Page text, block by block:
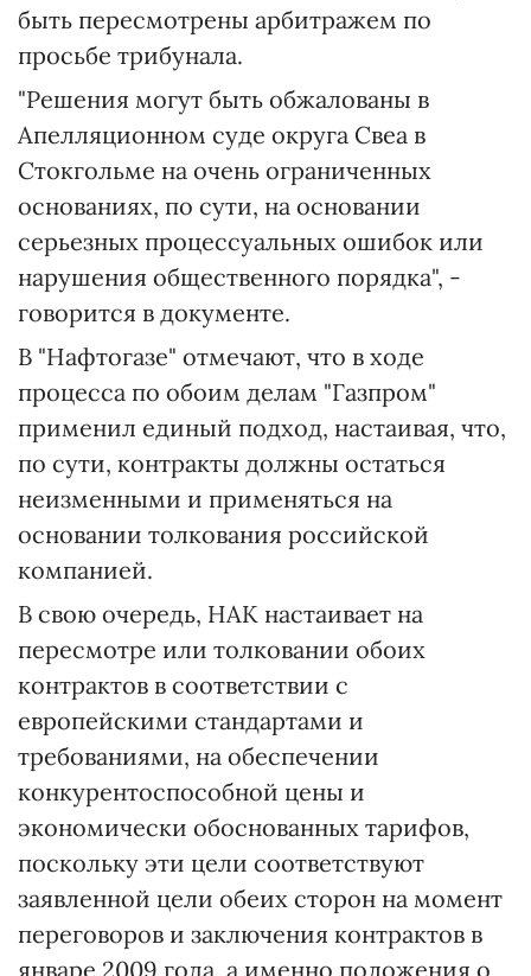
быть пересмотрены арбитражем по
просьбе трибунала.
"Решения могут быть обжалованы в
Апелляционном суде округа Свеа в
Стокгольме на очень ограниченных
основаниях, по сути, на основании
серьезных процессуальных ошибок или
нарушения общественного порядка", -
говорится в документе.
В "Нафтогазе" отмечают, что в ходе
процесса по обоим делам "Газпром"
применил единый подход, настаивая, что,
по сути, контракты должны остаться
неизменными и применяться на
основании толкования российской
компанией.
В свою очередь, НАК настаивает на
пересмотре или толковании обоих
контрактов в соответствии с
европейскими стандартами и
требованиями, на обеспечении
конкурентоспособной цены и
экономически обоснованных тарифов,
поскольку эти цели соответствуют
заявленной цели обеих сторон на момент
переговоров и заключения контрактов в
январе 2009 года, а именно положения о